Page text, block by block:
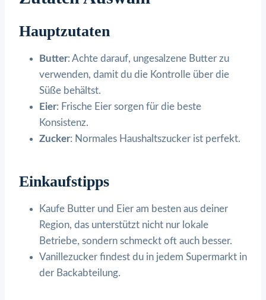
Hauptzutaten
Butter: Achte darauf, ungesalzene Butter zu
verwenden, damit du die Kontrolle über die
Süße behältst.
Eier: Frische Eier sorgen für die beste
Konsistenz.
Zucker: Normales Haushaltszucker ist perfekt.
Einkaufstipps
Kaufe Butter und Eier am besten aus deiner
Region, das unterstützt nicht nur lokale
Betriebe, sondern schmeckt oft auch besser.
Vanillezucker findest du in jedem Supermarkt in
der Backabteilung.